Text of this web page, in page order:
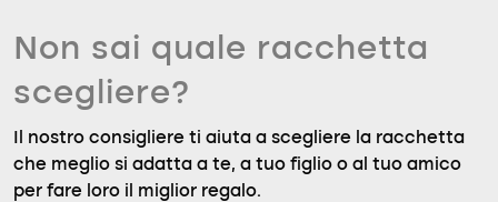
Non sai quale racchetta
scegliere?
Il nostro consigliere ti aiuta a scegliere la racchetta
che meglio si adatta a te, a tuo figlio o al tuo amico
per fare loro il miglior regalo.